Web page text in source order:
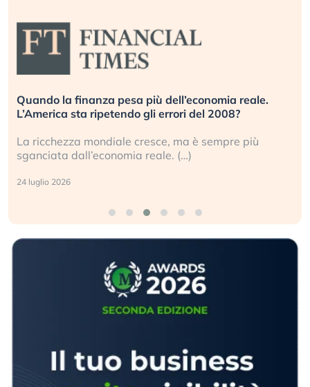
Quando la finanza pesa più dell’economia reale.
L’America sta ripetendo gli errori del 2008?
La ricchezza mondiale cresce, ma è sempre più
sganciata dall’economia reale. (…)
24 luglio 2026